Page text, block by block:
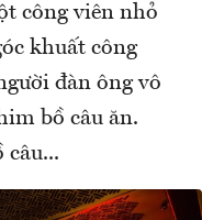
công viên nhỏ
khuất công
đàn ông vô
bồ câu ăn.
câu...